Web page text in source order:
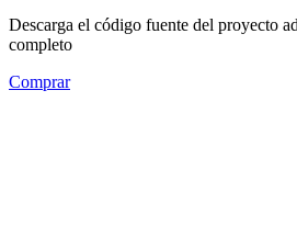
Descarga el código fuente del proyecto
completo
Comprar